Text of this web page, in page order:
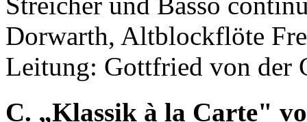
Dorwarth, Altblockflöte
Leitung: Gottfried von der
C. „Klassik à la Carte"